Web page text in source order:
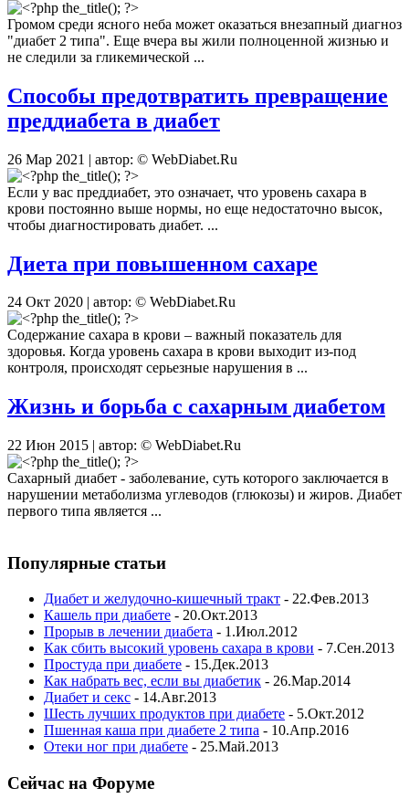
Громом среди ясного неба может оказаться внезапный диагноз
"диабет 2 типа". Еще вчера вы жили полноценной жизнью и
не следили за гликемической ...
Способы предотвратить превращение
преддиабета в диабет
26 Мар 2021 | автор: © WebDiabet.Ru
Если у вас преддиабет, это означает, что уровень сахара в
крови постоянно выше нормы, но еще недостаточно высок,
чтобы диагностировать диабет. ...
Диета при повышенном сахаре
24 Окт 2020 | автор: © WebDiabet.Ru
Содержание сахара в крови – важный показатель для
здоровья. Когда уровень сахара в крови выходит из-под
контроля, происходят серьезные нарушения в ...
Жизнь и борьба с сахарным диабетом
22 Июн 2015 | автор: © WebDiabet.Ru
Сахарный диабет - заболевание, суть которого заключается в
нарушении метаболизма углеводов (глюкозы) и жиров. Диабет
первого типа является ...
Популярные статьи
Диабет и желудочно-кишечный тракт - 22.Фев.2013
Кашель при диабете - 20.Окт.2013
Прорыв в лечении диабета - 1.Июл.2012
Как сбить высокий уровень сахара в крови - 7.Сен.2013
Простуда при диабете - 15.Дек.2013
Как набрать вес, если вы диабетик - 26.Мар.2014
Диабет и секс - 14.Авг.2013
Шесть лучших продуктов при диабете - 5.Окт.2012
Пшенная каша при диабете 2 типа - 10.Апр.2016
Отеки ног при диабете - 25.Май.2013
Сейчас на Форуме